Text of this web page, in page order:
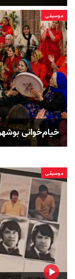
موسیقی
خیام‌خوانی
موسیقی